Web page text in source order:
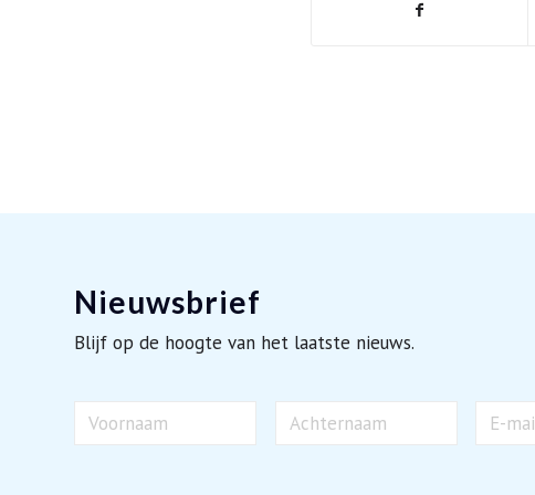
Nieuwsbrief
Blijf op de hoogte van het laatste nieuws.
mailadres